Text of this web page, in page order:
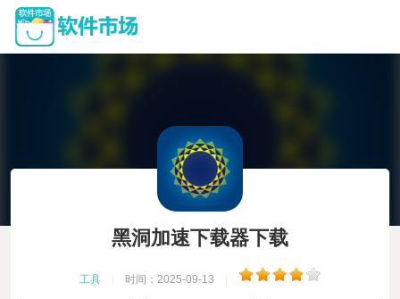
黑洞加速下载器下载
工具 时间：2025-09-13